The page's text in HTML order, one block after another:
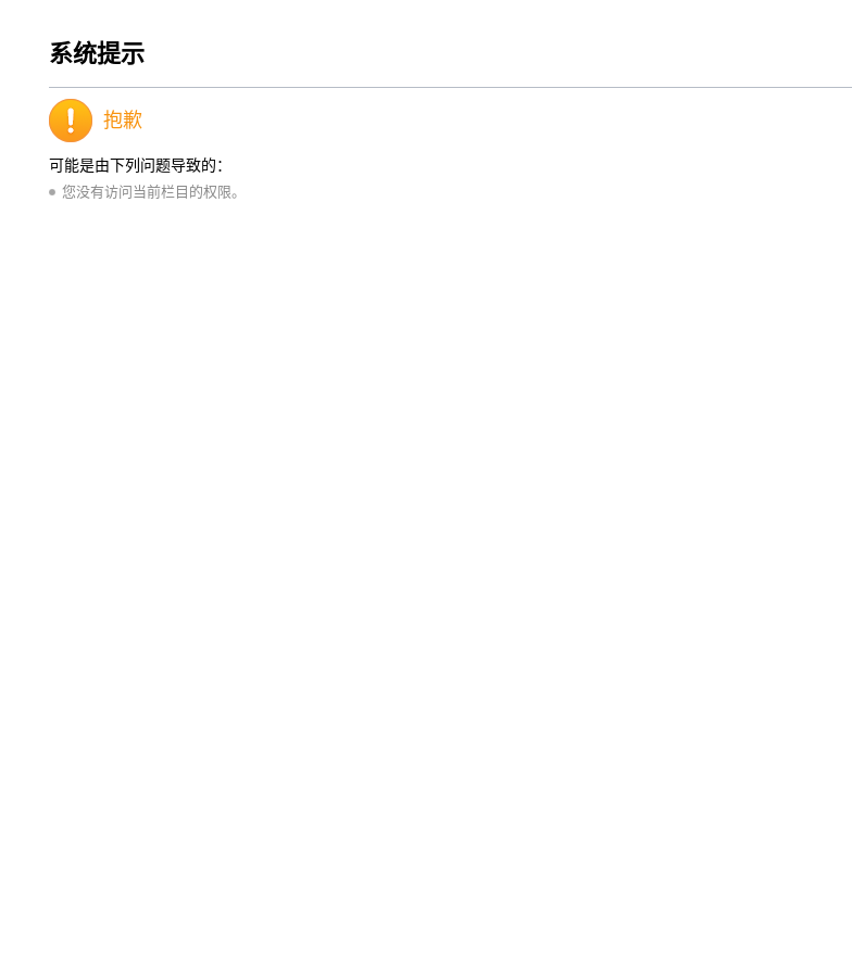
系统提示
抱歉
可能是由下列问题导致的：
您没有访问当前栏目的权限。